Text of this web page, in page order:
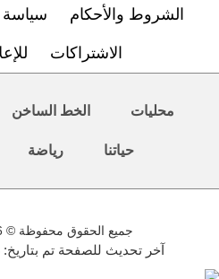
الشروط والأحكام
الاشتراكات
محليات الخط الساخن
حياتنا رياضة
جميع الحقوق محفوظة © 2026 مؤسسة دبي
آخر تحديث للصفحة تم بتاريخ: 28 سبتمبر 2021 19:41